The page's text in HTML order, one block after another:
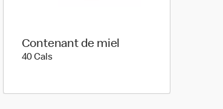
Contenant de miel
40 Cals40 calories